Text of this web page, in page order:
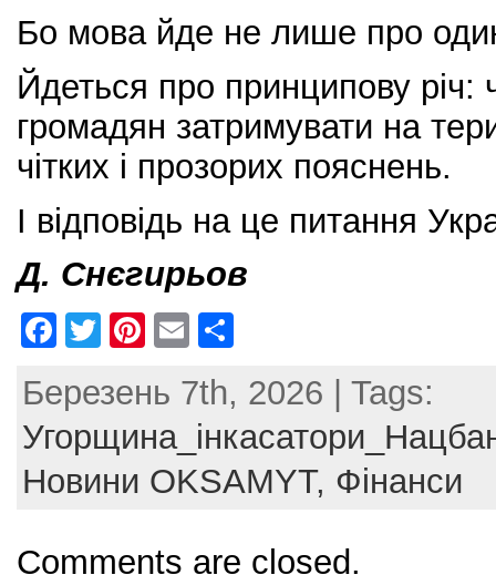
Бо мова йде не лише про
Йдеться про принципову річ:
громадян затримувати на
чітких і прозорих пояснень.
І відповідь на це питання
Д. Снєгирьов
F
c
e
b
T
itt
er
Pi
er
e
st
E
ai
l
ar
e
Березень 7th, 2026 | Tags:
Новини OKSAMYT, Фінанси
Comments are closed.